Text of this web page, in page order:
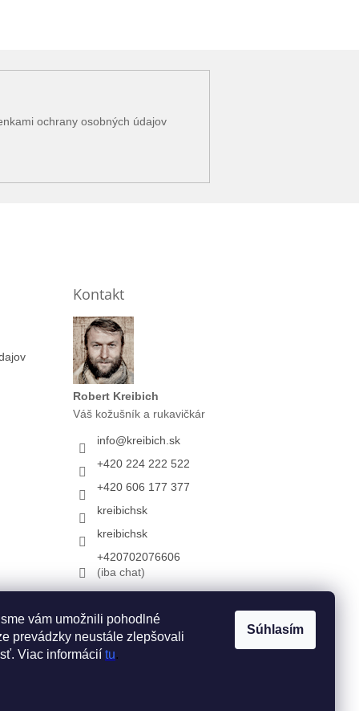
vám umožnili pohodlné
prevádzky neustále zlepšovali
Viac informácií tu.
Súhlasím
ochrany osobných údajov
Kontakt
Robert Kreibich
Váš kožušník a rukavičkár
info@kreibich.sk
+420 224 222 522
+420 606 177 377
kreibichsk
kreibichsk
+420702076606
(iba chat)